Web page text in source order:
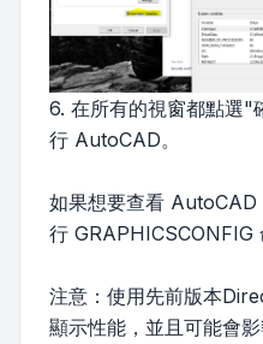
6. 在所有的視窗都點選"
行 AutoCAD。
如果想要查看
行 GRAPHICSCONFIG
注意：使用先前版本
顯示性能，並且可能會